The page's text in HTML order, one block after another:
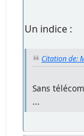
Un indice :
Citation de:
Sans
...